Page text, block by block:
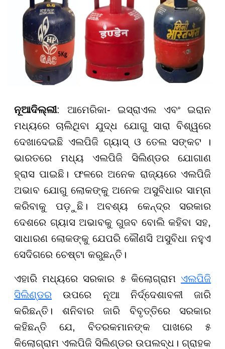
ନୂଆଦିଲ୍ଲୀ: ଆମେରିକା- ଇସ୍ରାଏଲ ଏବଂ ଇରାନ
ମଧ୍ୟରେ ଚାଲିଥିବା ଯୁଦ୍ଧ ଯୋଗୁ ସାରା ବିଶ୍ୱରେ
ଦେଖାଦେଇଛି ଏଲପିଜି ଗ୍ୟାସ୍ ଓ ତେଲ ସଙ୍କଟ ।
ଭାରତରେ ମଧ୍ୟ ଏଲପିଜି ସିଲିଣ୍ଡର ଯୋଗାଣ
ହ୍ରାସ ପାଇଛି। ଫଳରେ ଅନେକ ରାଜ୍ୟରେ ଏଲପିଜି
ଅଭାବ ଯୋଗୁ ଲୋକଙ୍କୁ ଅନେକ ଅସୁବିଧାର ସାମ୍ନା
କରିବାକୁ ପଡ଼ୁଛି। ଅବଶ୍ୟ କେନ୍ଦ୍ର ସରକାର
ଦେଶରେ ଗ୍ୟାସ ଅଭାବକୁ ଗୁଜବ ବୋଲି କହିବା ସହ,
ସାଧାରଣ ଲୋକଙ୍କୁ ଯେପରି କୌଣସି ଅସୁବିଧା ନହୁଏ
ସେଦିଗରେ ଚେଷ୍ଟା କରୁଛନ୍ତି।
ଏହାରି ମଧ୍ୟରେ ସରକାର ୫ କିଲୋଗ୍ରାମ ଏଲପିଜି
ସିଲିଣ୍ଡର ଉପରେ ନୂଆ ନିର୍ଦ୍ଦେଶାବଳୀ ଜାରି
କରିଛନ୍ତି। ଶନିବାର ଜାରି ବିବୃତ୍ତିରେ ସରକାର
କହିଛନ୍ତି ଯେ, ବିତରକମାନଙ୍କ ପାଖରେ ୫
କିଲୋଗ୍ରାମ ଏଲପିଜି ସିଲିଣ୍ଡର ଉପଲବ୍ଧ। ଗ୍ରାହକ